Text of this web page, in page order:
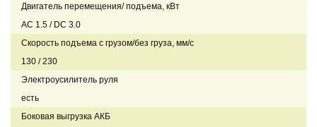
Двигатель перемещения/ подъема, кВт
AC 1.5 / DC 3.0
Скорость подъема с грузом/без груза, мм/с
130 / 230
Электроусилитель руля
есть
Боковая выгрузка АКБ